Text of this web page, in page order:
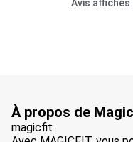
Avis
À propos de
magicfit